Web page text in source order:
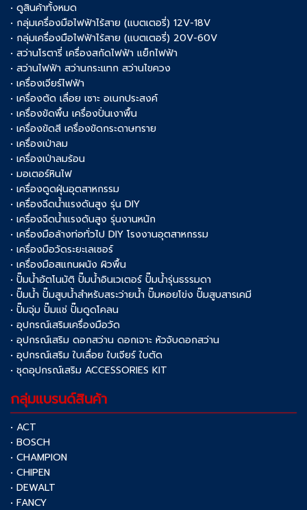
• ดูสินค้าทั้งหมด
• กลุ่มเครื่องมือไฟฟ้าไร้สาย (แบตเตอรี่) 12V-18V
• กลุ่มเครื่องมือไฟฟ้าไร้สาย (แบตเตอรี่) 20V-60V
• สว่านโรตารี่ เครื่องสกัดไฟฟ้า แย็กไฟฟ้า
• สว่านไฟฟ้า สว่านกระแทก สว่านไขควง
• เครื่องเจียร์ไฟฟ้า
• เครื่องตัด เลื่อย เซาะ อเนกประสงค์
• เครื่องขัดพื้น เครื่องปั่นเงาพื้น
• เครื่องขัดสี เครื่องขัดกระดาษทราย
• เครื่องเป่าลม
• เครื่องเป่าลมร้อน
• มอเตอร์หินไฟ
• เครื่องดูดฝุ่นอุตสาหกรรม
• เครื่องฉีดน้ำแรงดันสูง รุ่น DIY
• เครื่องฉีดน้ำแรงดันสูง รุ่นงานหนัก
• เครื่องมือล้างท่อทั่วไป DIY โรงงานอุตสาหกรรม
• เครื่องมือวัดระยะเลเซอร์
• เครื่องมือสแกนผนัง ผิวพื้น
• ปั๊มน้ำอัตโนมัติ ปั๊มน้ำอินเวเตอร์ ปั๊มน้ำรุ่นธรรมดา
• ปั๊มน้ำ ปั๊มสูบน้ำสำหรับสระว่ายน้ำ ปั๊มหอยโข่ง ปั๊มสูบสารเคมี
• ปั๊มจุ่ม ปั๊มแช่ ปั๊มดูดโคลน
• อุปกรณ์เสริมเครื่องมือวัด
• อุปกรณ์เสริม ดอกสว่าน ดอกเจาะ หัวจับดอกสว่าน
• อุปกรณ์เสริม ใบเลื่อย ใบเจียร์ ใบตัด
• ชุดอุปกรณ์เสริม ACCESSORIES KIT
กลุ่มแบรนด์สินค้า
• ACT
• BOSCH
• CHAMPION
• CHIPEN
• DEWALT
• FANCY